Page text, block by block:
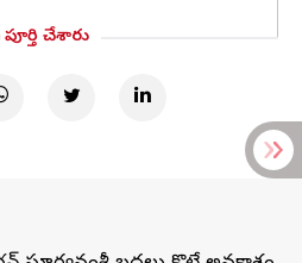
పూర్తి చేశారు